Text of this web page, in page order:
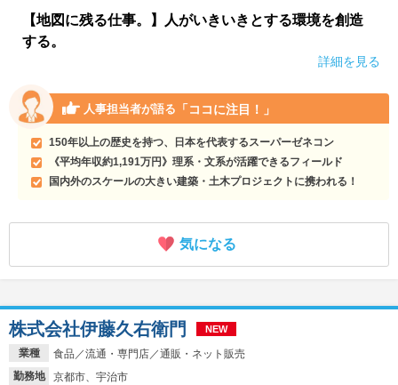
【地図に残る仕事。】人がいきいきとする環境を創造
する。
詳細を見る
人事担当者が語る 「ココに注目！」
150年以上の歴史を持つ、日本を代表するスーパーゼネコン
《平均年収約1,191万円》理系・文系が活躍できるフィールド
国内外のスケールの大きい建築・土木プロジェクトに携われる！
気になる
業種
食品／流通・専門店／通販・ネット販売
勤務地
京都市、宇治市
株式会社伊藤久右衛門 NEW